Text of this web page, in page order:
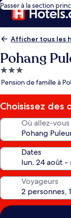
Passer à la section
Afficher tous les
Pohang
Hébergement
3.0 étoiles
Pension de famille à
Choisissez des
Où allez-vous
Dates
Voyageurs